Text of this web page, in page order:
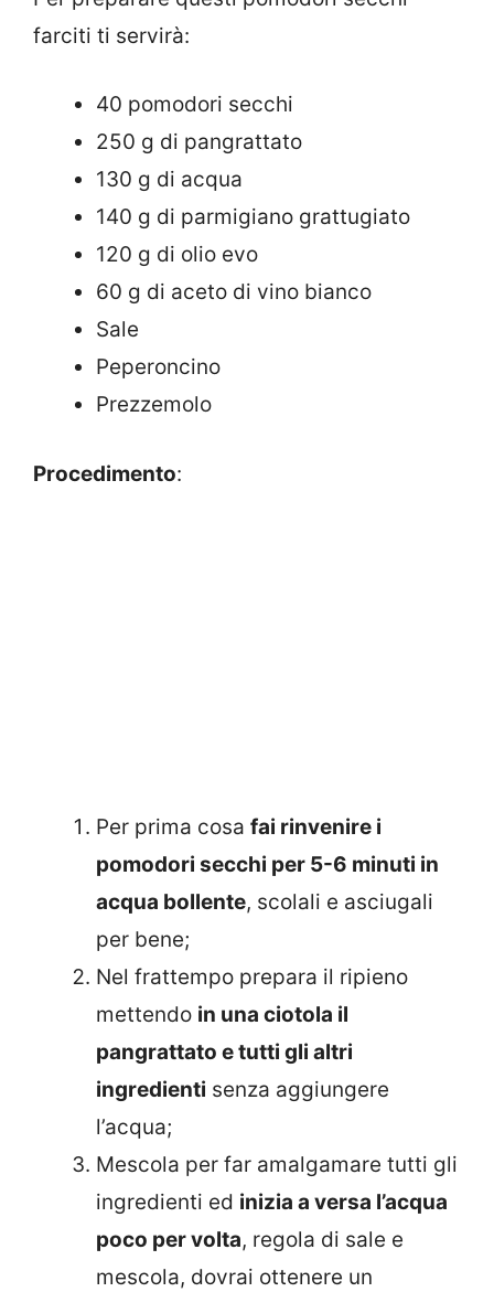
farciti ti servirà:
40 pomodori secchi
250 g di pangrattato
130 g di acqua
140 g di parmigiano grattugiato
120 g di olio evo
60 g di aceto di vino bianco
Sale
Peperoncino
Prezzemolo
Procedimento:
Per prima cosa fai rinvenire i
pomodori secchi per 5-6 minuti in
acqua bollente, scolali e asciugali
per bene;
Nel frattempo prepara il ripieno
mettendo in una ciotola il
pangrattato e tutti gli altri
ingredienti senza aggiungere
l’acqua;
Mescola per far amalgamare tutti gli
ingredienti ed inizia a versa l’acqua
poco per volta, regola di sale e
mescola, dovrai ottenere un